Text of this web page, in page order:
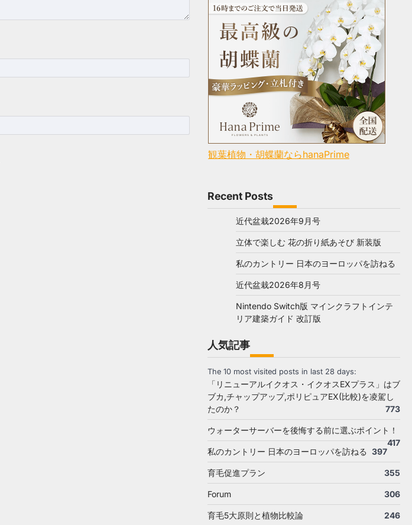
観葉植物・胡蝶蘭ならhanaPrime
Recent Posts
近代盆栽2026年9月号
立体で楽しむ 花の折り紙あそび 新装版
私のカントリー 日本のヨーロッパを訪ねる
近代盆栽2026年8月号
Nintendo Switch版 マインクラフトインテ
リア建築ガイド 改訂版
人気記事
The 10 most visited posts in last 28 days:
「リニューアルイクオス・イクオスEXプラス」はブ
ブカ,チャップアップ,ポリピュアEX(比較)を凌駕し
たのか？
773
ウォーターサーバーを後悔する前に選ぶポイント！
417
私のカントリー 日本のヨーロッパを訪ねる 397
育毛促進プラン 355
Forum 306
育毛5大原則と植物比較論 246